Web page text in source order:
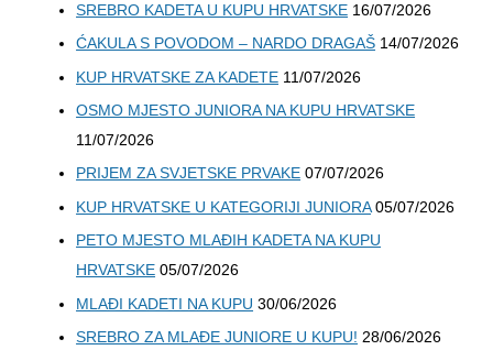
SREBRO KADETA U KUPU HRVATSKE 16/07/2026
ĆAKULA S POVODOM – NARDO DRAGAŠ 14/07/2026
KUP HRVATSKE ZA KADETE 11/07/2026
OSMO MJESTO JUNIORA NA KUPU HRVATSKE
11/07/2026
PRIJEM ZA SVJETSKE PRVAKE 07/07/2026
KUP HRVATSKE U KATEGORIJI JUNIORA 05/07/2026
PETO MJESTO MLAĐIH KADETA NA KUPU
HRVATSKE 05/07/2026
MLAĐI KADETI NA KUPU 30/06/2026
SREBRO ZA MLAĐE JUNIORE U KUPU! 28/06/2026